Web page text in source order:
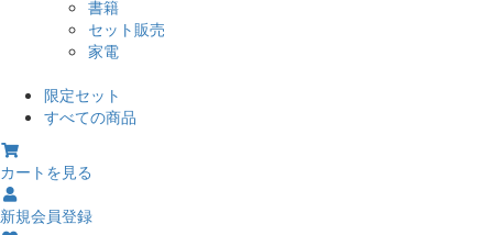
書籍
セット販売
家電
限定セット
すべての商品
カートを見る
新規会員登録